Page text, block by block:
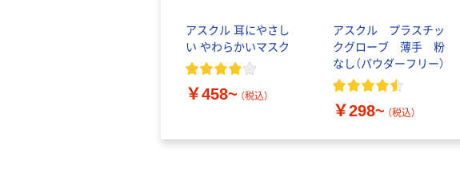
アスクル 耳にやさし
い やわらかいマスク
￥458~ （税込）
アスクル プラスチッ
クグローブ 薄手 粉
なし（パウダーフリー）
￥298~ （税込）